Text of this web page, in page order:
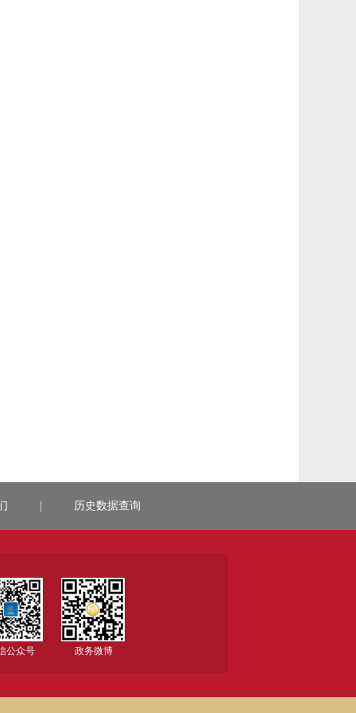
历史数据查询
公众号 政务微博